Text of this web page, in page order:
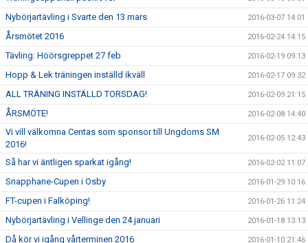
Nybörjartävling i Svarte den 13 mars 2016-03-07 14:01
Årsmötet 2016 2016-02-24 14:15
Tävling: Höörsgreppet 27 feb 2016-02-19 09:13
Hopp & Lek träningen inställd ikväll 2016-02-17 09:32
ALL TRÄNING INSTÄLLD TORSDAG! 2016-02-09 21:15
ÅRSMÖTE! 2016-02-08 14:40
Vi vill välkomna Centas som sponsor till Ungdoms SM
2016!
2016-02-05 12:43
Så har vi äntligen sparkat igång! 2016-02-02 11:07
Snapphane-Cupen i Osby 2016-01-29 10:16
FT-cupen i Falköping! 2016-01-26 11:24
Nybörjartävling i Vellinge den 24 januari 2016-01-18 13:13
Då kör vi igång vårterminen 2016 2016-01-10 21:46